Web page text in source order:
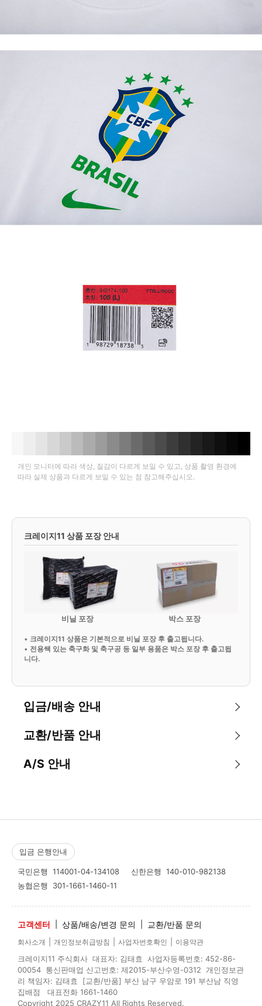
개인 모니터에 따라 색상, 질감이 다르게 보일 수 있고, 상품 촬영 환경에
따라 실제 상품과 다르게 보일 수 있는 점 참고해주십시오.
크레이지11 상품 포장 안내
비닐 포장 박스 포장
• 크레이지11 상품은 기본적으로 비닐 포장 후 출고됩니다.
• 전용쌕 있는 축구화 및 축구공 등 일부 용품은 박스 포장 후 출고됩
니다.
입금/배송 안내
교환/반품 안내
A/S 안내
입금 은행안내
국민은행 114001-04-134108 신한은행 140-010-982138
농협은행 301-1661-1460-11
고객센터 상품/배송/변경 문의 교환/반품 문의
회사소개 개인정보취급방침 사업자번호확인 이용약관
크레이지11 주식회사 대표자: 김태효 사업자등록번호: 452-86-
00054 통신판매업 신고번호: 제2015-부산수영-0312 개인정보관
리 책임자: 김태효 [교환/반품] 부산 남구 우암로 191 부산남 직영
집배점 대표전화 1661-1460
Copyright 2025 CRAZY11 All Rights Reserved.